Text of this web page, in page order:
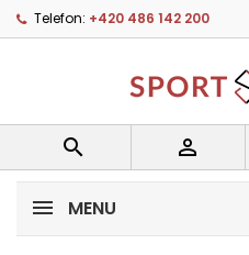
Telefon: +420 486 142 200
 
MENU